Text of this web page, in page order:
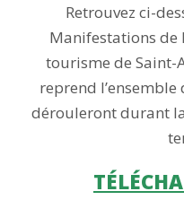
Retrouvez ci-
Manifestations de
tourisme de Saint-
reprend
dérouleront durant